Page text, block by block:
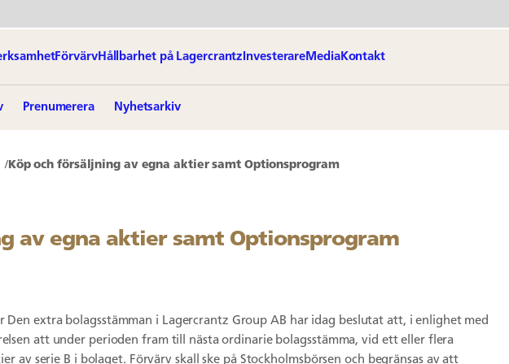
FörvärvHållbarhet på Lagercrantz Investerare MediaKontakt
Prenumerera Nyhetsarkiv
Köp och försäljning av egna aktier samt Optionsprogram
av egna aktier samt Optionsprogram
Den extra bolagsstämman i Lagercrantz Group AB har idag beslutat att, i enlighet med
att under perioden fram till nästa ordinarie bolagsstämma, vid ett eller flera
av serie B i bolaget. Förvärv skall ske på Stockholmsbörsen och begränsas av att